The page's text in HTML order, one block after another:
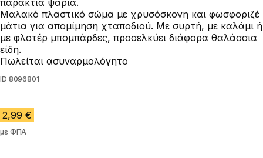
παράκτια ψάρια.
Μαλακό πλαστικό σώμα με χρυσόσκονη και φωσφοριζέ
μάτια για απομίμηση χταποδιού. Με συρτή, με καλάμι ή
με φλοτέρ μπομπάρδες, προσελκύει διάφορα θαλάσσια
είδη.
Πωλείται ασυναρμολόγητο
ID 8096801
2,99 €
με ΦΠΑ